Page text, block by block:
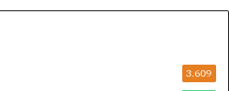
3.609